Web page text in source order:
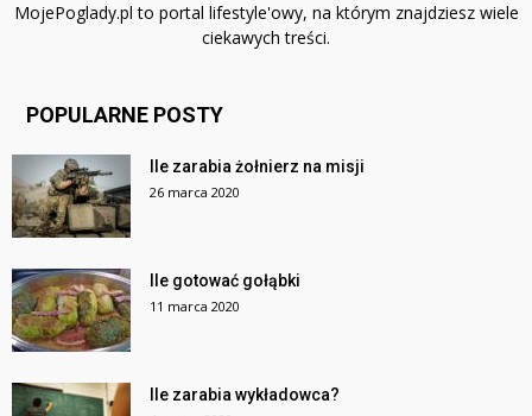
MojePoglady.pl to portal lifestyle'owy, na którym znajdziesz wiele
ciekawych treści.
POPULARNE POSTY
Ile zarabia żołnierz na misji
26 marca 2020
Ile gotować gołąbki
11 marca 2020
Ile zarabia wykładowca?